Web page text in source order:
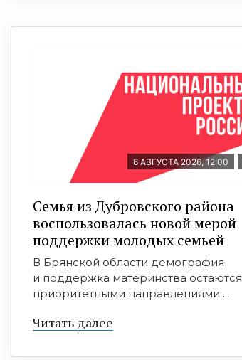
6 АВГУСТА 2026, 12:00
Семья из Дубровского района
воспользовалась новой мерой
поддержки молодых семьей
В Брянской области демография
и поддержка материнства остаются
приоритетными направлениями ...
Читать далее